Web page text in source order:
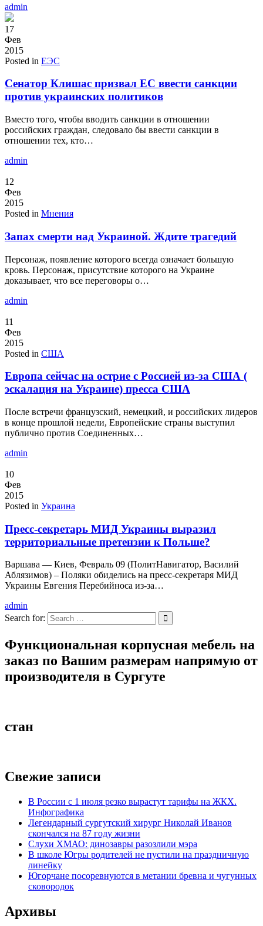
admin
17
Фев
2015
Posted in ЕЭС
Сенатор Клишас призвал ЕС ввести санкции
против украинских политиков
Вместо того, чтобы вводить санкции в отношении
российских граждан, следовало бы ввести санкции в
отношении тех, кто…
admin
12
Фев
2015
Posted in Мнения
Запах смерти над Украиной. Ждите трагедий
Персонаж, появление которого всегда означает большую
кровь. Персонаж, присутствие которого на Украине
доказывает, что все переговоры о…
admin
11
Фев
2015
Posted in США
Европа сейчас на острие с Россией из-за США (
эскалация на Украине) пресса США
После встречи французский, немецкий, и российских лидеров
в конце прошлой недели, Европейские страны выступил
публично против Соединенных…
admin
10
Фев
2015
Posted in Украина
Пресс-секретарь МИД Украины выразил
территориальные претензии к Польше?
Варшава — Киев, Февраль 09 (ПолитНавигатор, Василий
Аблязимов) – Поляки обиделись на пресс-секретаря МИД
Украины Евгения Перебийноса из-за…
admin
Search for:
Функциональная корпусная мебель на
заказ по Вашим размерам напрямую от
производителя в Сургуте
стан
Свежие записи
В России с 1 июля резко вырастут тарифы на ЖКХ.
Инфографика
Легендарный сургутский хирург Николай Иванов
скончался на 87 году жизни
Слухи ХМАО: динозавры разозлили мэра
В школе Югры родителей не пустили на праздничную
линейку
Югорчане посоревнуются в метании бревна и чугунных
сковородок
Архивы